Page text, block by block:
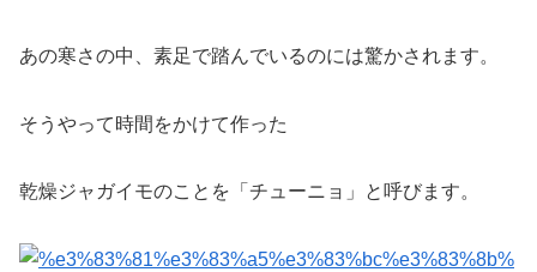
あの寒さの中、素足で踏んでいるのには驚かされます。
そうやって時間をかけて作った
乾燥ジャガイモのことを「チューニョ」と呼びます。